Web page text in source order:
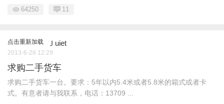
64250 11
点击重新加载 Ｊuiet
2013-6-28 12:29
求购二手货车
求购二手货车一台。要求：5年以内5.4米或者5.8米的箱式或者卡
式。有意者请与我联系，电话：13709 ...